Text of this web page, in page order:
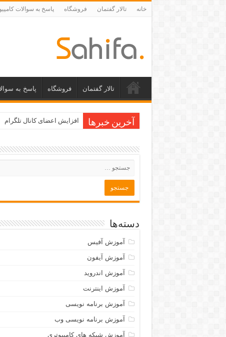
خانه تالار گفتمان فروشگاه پاسخ به سوالات
تالار گفتمان فروشگاه پاسخ به
آخرین خبرها افزایش اعضای کانال تلگرام
دسته‌ها
آموزش آفیس
آموزش آیفون
آموزش اندروید
آموزش اینترنت
آموزش برنامه نویسی
آموزش برنامه نویسی وب
آموزش شبکه های کامپیوتری